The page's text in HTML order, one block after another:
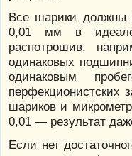
Все шарики должны
0,01 мм в
распотрошив,
одинаковых
одинаковым
перфекционистских
шариков и
0,01 — результат
Если нет